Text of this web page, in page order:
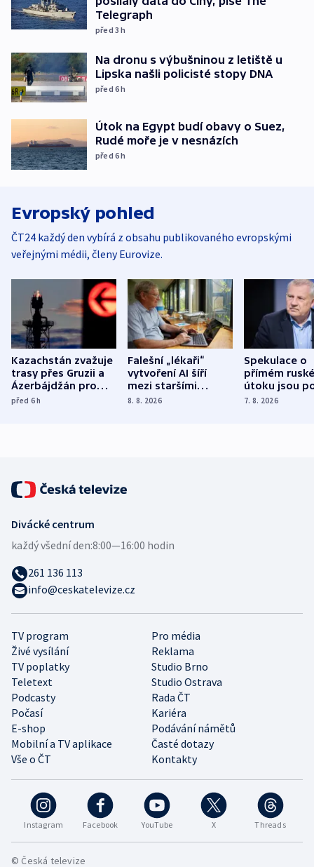
Telegraph
před 3h
Na dronu s výbušninou z letiště u
Lipska našli policisté stopy DNA
před 6h
Útok na Egypt budí obavy o Suez,
Rudé moře je v nesnázích
před 6h
Evropský pohled
ČT24 každý den vybírá z obsahu publikovaného evropskými
veřejnými médii, členy Eurovize.
Kazachstán zvažuje
trasy přes Gruzii a
Ázerbájdžán pro
vývoz ropy do
před 6h
Falešní „lékaři“
vytvoření AI šíří
mezi staršími
Poláky nebezpečné
8. 8. 2026
Spekulace o
přímém
útoku jsou
míní
7. 8. 2026
Instagram Facebook YouTube X Threads
TV program
Pro média
Živé vysílání
Reklama
TV poplatky
Studio Brno
Teletext
Studio Ostrava
Podcasty
Rada ČT
Počasí
Kariéra
E-shop
Podávání námětů
Mobilní a TV aplikace
Časté dotazy
Vše o ČT
Kontakty
Divácké centrum
každý všední den:8:00—16:00 hodin
261 136 113
info@ceskatelevize.cz
© Česká televize